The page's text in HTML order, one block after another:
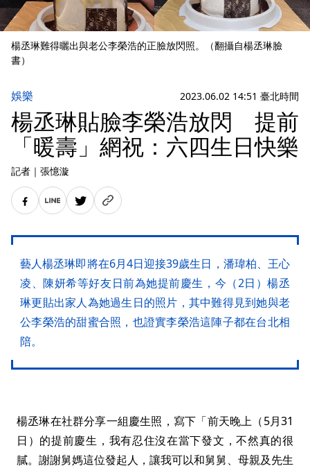
楊丞琳難得曬出與老公李榮浩的正臉放閃照。（翻攝自楊丞琳臉
書）
娛樂 2023.06.02 14:51 臺北時間
楊丞琳貼臉李榮浩放閃 提前
「暖壽」網祝：六四生日快樂
記者 ｜ 張憶漩
藝人楊丞琳即將在6月4日迎接39歲生日，潘瑋柏、王心
凌、陳妍希等好友日前為她提前慶生，今（2日）楊丞
琳更貼出家人為她過生日的照片，其中難得見到她與老
公李榮浩的甜蜜合照，也證實李榮浩這陣子都在台北相
陪。
楊丞琳在社群分享一組慶生照，寫下「前天晚上（5月31
日）的提前慶生，我有忍住沒在當下發文，不然真的很
膩。謝謝舅媽這位發起人，讓我可以和舅舅、母親及先生